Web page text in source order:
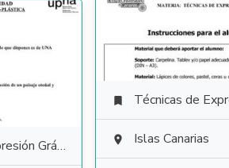
 Técnicas de Expresión
 Islas Canarias
Plástica